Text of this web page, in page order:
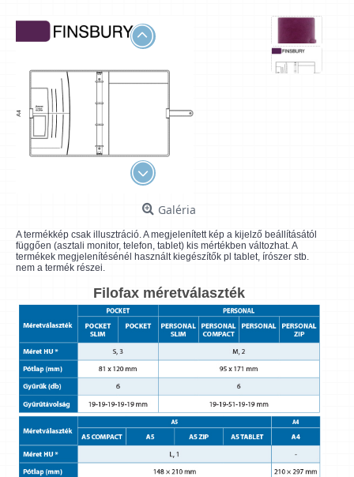
Galéria
A termékkép csak illusztráció. A megjelenített kép a kijelző beállításától
függően (asztali monitor, telefon, tablet) kis mértékben változhat. A
termékek megjelenítésénél használt kiegészítők pl tablet, írószer stb.
nem a termék részei.
Filofax méretválaszték